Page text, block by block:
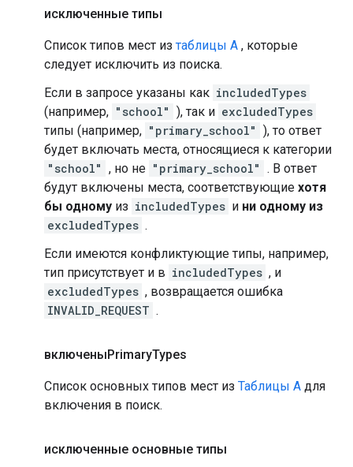
исключенные типы
Список типов мест из таблицы А , которые
следует исключить из поиска.
Если в запросе указаны как includedTypes
(например, "school" ), так и excludedTypes
типы (например, "primary_school" ), то ответ
будет включать места, относящиеся к категории
"school" , но не "primary_school" . В ответ
будут включены места, соответствующие хотя
бы одному из includedTypes и ни одному из
excludedTypes .
Если имеются конфликтующие типы, например,
тип присутствует и в includedTypes , и
excludedTypes , возвращается ошибка
INVALID_REQUEST .
включеныPrimaryTypes
Список основных типов мест из Таблицы А для
включения в поиск.
исключенные основные типы